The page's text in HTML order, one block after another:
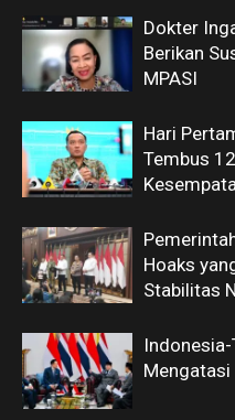
Dokter
Berikan
MPASI
Hari
Tembus
Hoaks
Stabilitas
Mengatasi